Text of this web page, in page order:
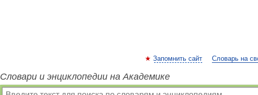
Запомнить сайт Словарь на
Словари и энциклопедии на Академике